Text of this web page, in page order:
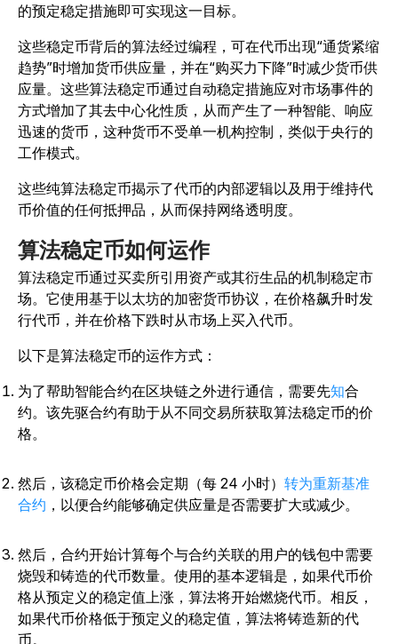
的预定稳定措施即可实现这一目标。
这些稳定币背后的算法经过编程，可在代币出现“通货紧缩
趋势”时增加货币供应量，并在“购买力下降”时减少货币供
应量。这些算法稳定币通过自动稳定措施应对市场事件的
方式增加了其去中心化性质，从而产生了一种智能、响应
迅速的货币，这种货币不受单一机构控制，类似于央行的
工作模式。
这些纯算法稳定币揭示了代币的内部逻辑以及用于维持代
币价值的任何抵押品，从而保持网络透明度。
算法稳定币如何运作
算法稳定币通过买卖所引用资产或其衍生品的机制稳定市
场。它使用基于以太坊的加密货币协议，在价格飙升时发
行代币，并在价格下跌时从市场上买入代币。
以下是算法稳定币的运作方式：
为了帮助智能合约在区块链之外进行通信，需要先知合
约。该先驱合约有助于从不同交易所获取算法稳定币的价
格。
然后，该稳定币价格会定期（每 24 小时） 转为重新基准
合约 ，以便合约能够确定供应量是否需要扩大或减少。
然后，合约开始计算每个与合约关联的用户的钱包中需要
烧毁和铸造的代币数量。使用的基本逻辑是，如果代币价
格从预定义的稳定值上涨，算法将开始燃烧代币。相反，
如果代币价格低于预定义的稳定值，算法将铸造新的代
币。